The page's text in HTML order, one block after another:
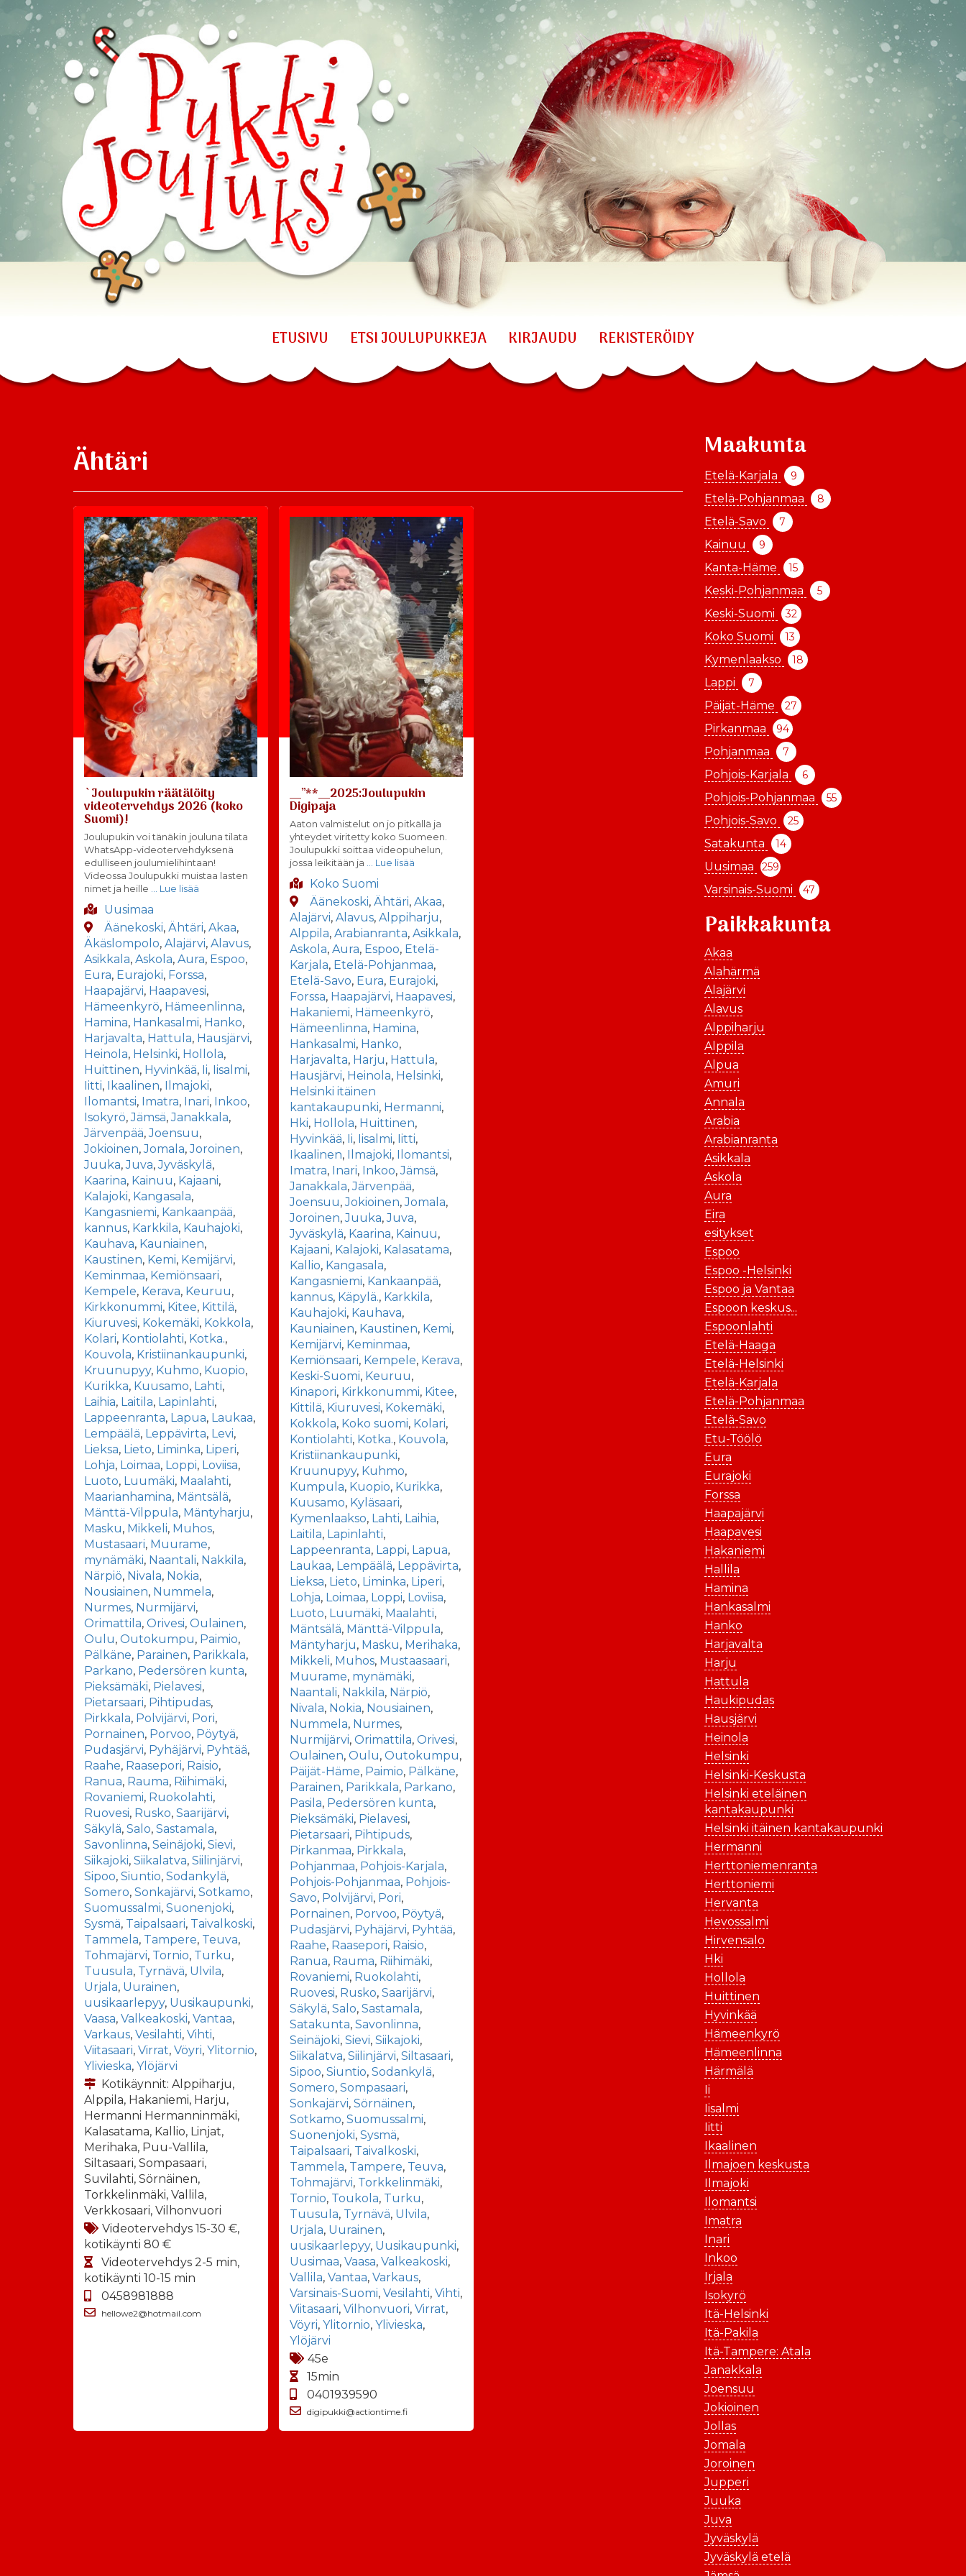
ETUSIVU ETSI JOULUPUKKEJA KIRJAUDU REKISTERÖIDY
Ähtäri
`Joulupukin räätälöity
videotervehdys 2026 (koko
Suomi)!
Joulupukin voi tänäkin jouluna tilata
WhatsApp-videotervehdyksenä
edulliseen joulumielihintaan!
Videossa Joulupukki muistaa lasten
nimet ja heille … Lue lisää
Uusimaa
Äänekoski, Ähtäri, Akaa,
Äkäslompolo, Alajärvi, Alavus,
Asikkala, Askola, Aura, Espoo,
Eura, Eurajoki, Forssa,
Haapajärvi, Haapavesi,
Hämeenkyrö, Hämeenlinna,
Hamina, Hankasalmi, Hanko,
Harjavalta, Hattula, Hausjärvi,
Heinola, Helsinki, Hollola,
Huittinen, Hyvinkää, Ii, Iisalmi,
Iitti, Ikaalinen, Ilmajoki,
Ilomantsi, Imatra, Inari, Inkoo,
Isokyrö,Jämsä,Janakkala,
Järvenpää,Joensuu,
Jokioinen,Jomala,Joroinen,
Juuka,Juva,Jyväskylä,
Kaarina, Kainuu, Kajaani,
Kalajoki, Kangasala,
Kangasniemi, Kankaanpää,
kannus, Karkkila, Kauhajoki,
Kauhava, Kauniainen,
Kaustinen, Kemi, Kemijärvi,
Keminmaa, Kemiönsaari,
Kempele, Kerava, Keuruu,
Kirkkonummi, Kitee, Kittilä,
Kiuruvesi, Kokemäki, Kokkola,
Kolari, Kontiolahti, Kotka.,
Kouvola, Kristiinankaupunki,
Kruunupyy, Kuhmo, Kuopio,
Kurikka, Kuusamo, Lahti,
Laihia, Laitila, Lapinlahti,
Lappeenranta, Lapua, Laukaa,
Lempäälä, Leppävirta, Levi,
Lieksa, Lieto, Liminka, Liperi,
Lohja, Loimaa, Loppi, Loviisa,
Luoto, Luumäki, Maalahti,
Maarianhamina, Mäntsälä,
Mänttä-Vilppula, Mäntyharju,
Masku, Mikkeli, Muhos,
Mustasaari, Muurame,
mynämäki, Naantali, Nakkila,
Närpiö, Nivala, Nokia,
Nousiainen, Nummela,
Nurmes, Nurmijärvi,
Orimattila, Orivesi, Oulainen,
Oulu, Outokumpu, Paimio,
Pälkäne, Parainen, Parikkala,
Parkano, Pedersören kunta,
Pieksämäki, Pielavesi,
Pietarsaari, Pihtipudas,
Pirkkala, Polvijärvi, Pori,
Pornainen, Porvoo, Pöytyä,
Pudasjärvi, Pyhäjärvi, Pyhtää,
Raahe, Raasepori, Raisio,
Ranua, Rauma, Riihimäki,
Rovaniemi, Ruokolahti,
Ruovesi, Rusko, Saarijärvi,
Säkylä, Salo, Sastamala,
Savonlinna, Seinäjoki, Sievi,
Siikajoki, Siikalatva, Siilinjärvi,
Sipoo, Siuntio, Sodankylä,
Somero, Sonkajärvi, Sotkamo,
Suomussalmi, Suonenjoki,
Sysmä, Taipalsaari, Taivalkoski,
Tammela, Tampere, Teuva,
Tohmajärvi, Tornio, Turku,
Tuusula, Tyrnävä, Ulvila,
Urjala, Uurainen,
uusikaarlepyy, Uusikaupunki,
Vaasa, Valkeakoski, Vantaa,
Varkaus, Vesilahti, Vihti,
Viitasaari, Virrat, Vöyri, Ylitornio,
Ylivieska, Ylöjärvi
Kotikäynnit: Alppiharju,
Alppila, Hakaniemi, Harju,
Hermanni Hermanninmäki,
Kalasatama, Kallio, Linjat,
Merihaka, Puu-Vallila,
Siltasaari, Sompasaari,
Suvilahti, Sörnäinen,
Torkkelinmäki, Vallila,
Verkkosaari, Vilhonvuori
Videotervehdys 15-30 €,
kotikäynti 80 €
Videotervehdys 2-5 min,
kotikäynti 10-15 min
0458981888
hellowe2@hotmail.com
__”**__2025:Joulupukin
Digipaja
Aaton valmistelut on jo pitkällä ja
yhteydet viritetty koko Suomeen.
Joulupukki soittaa videopuhelun,
jossa leikitään ja … Lue lisää
Koko Suomi
Äänekoski,Ähtäri,Akaa,
Alajärvi,Alavus,Alppiharju,
Alppila,Arabianranta,Asikkala,
Askola,Aura, Espoo, Etelä-
Karjala, Etelä-Pohjanmaa,
Etelä-Savo, Eura, Eurajoki,
Forssa, Haapajärvi, Haapavesi,
Hakaniemi, Hämeenkyrö,
Hämeenlinna, Hamina,
Hankasalmi, Hanko,
Harjavalta, Harju, Hattula,
Hausjärvi, Heinola, Helsinki,
Helsinki itäinen
kantakaupunki, Hermanni,
Hki, Hollola, Huittinen,
Hyvinkää, Ii, Iisalmi, Iitti,
Ikaalinen, Ilmajoki, Ilomantsi,
Imatra, Inari, Inkoo,Jämsä,
Janakkala,Järvenpää,
Joensuu,Jokioinen,Jomala,
Joroinen,Juuka,Juva,
Jyväskylä, Kaarina, Kainuu,
Kajaani, Kalajoki, Kalasatama,
Kallio, Kangasala,
Kangasniemi, Kankaanpää,
kannus, Käpylä., Karkkila,
Kauhajoki, Kauhava,
Kauniainen, Kaustinen, Kemi,
Kemijärvi, Keminmaa,
Kemiönsaari, Kempele, Kerava,
Keski-Suomi, Keuruu,
Kinapori, Kirkkonummi, Kitee,
Kittilä, Kiuruvesi, Kokemäki,
Kokkola, Koko suomi, Kolari,
Kontiolahti, Kotka., Kouvola,
Kristiinankaupunki,
Kruunupyy, Kuhmo,
Kumpula, Kuopio, Kurikka,
Kuusamo, Kyläsaari,
Kymenlaakso, Lahti, Laihia,
Laitila, Lapinlahti,
Lappeenranta, Lappi, Lapua,
Laukaa, Lempäälä, Leppävirta,
Lieksa, Lieto, Liminka, Liperi,
Lohja, Loimaa, Loppi, Loviisa,
Luoto, Luumäki, Maalahti,
Mäntsälä, Mänttä-Vilppula,
Mäntyharju, Masku, Merihaka,
Mikkeli, Muhos, Mustaasaari,
Muurame, mynämäki,
Naantali, Nakkila, Närpiö,
Nivala, Nokia, Nousiainen,
Nummela, Nurmes,
Nurmijärvi,Orimattila,Orivesi,
Oulainen,Oulu,Outokumpu,
Päijät-Häme, Paimio, Pälkäne,
Parainen, Parikkala, Parkano,
Pasila, Pedersören kunta,
Pieksämäki, Pielavesi,
Pietarsaari, Pihtipuds,
Pirkanmaa, Pirkkala,
Pohjanmaa, Pohjois-Karjala,
Pohjois-Pohjanmaa, Pohjois-
Savo, Polvijärvi, Pori,
Pornainen, Porvoo, Pöytyä,
Pudasjärvi, Pyhäjärvi, Pyhtää,
Raahe, Raasepori, Raisio,
Ranua, Rauma, Riihimäki,
Rovaniemi, Ruokolahti,
Ruovesi, Rusko,Saarijärvi,
Säkylä,Salo,Sastamala,
Satakunta,Savonlinna,
Seinäjoki,Sievi,Siikajoki,
Siikalatva,Siilinjärvi,Siltasaari,
Sipoo,Siuntio,Sodankylä,
Somero,Sompasaari,
Sonkajärvi,Sörnäinen,
Sotkamo,Suomussalmi,
Suonenjoki,Sysmä,
Taipalsaari, Taivalkoski,
Tammela, Tampere, Teuva,
Tohmajärvi, Torkkelinmäki,
Tornio, Toukola, Turku,
Tuusula, Tyrnävä, Ulvila,
Urjala, Uurainen,
uusikaarlepyy, Uusikaupunki,
Uusimaa,Vaasa,Valkeakoski,
Vallila,Vantaa,Varkaus,
Varsinais-Suomi,Vesilahti,Vihti,
Viitasaari,Vilhonvuori,Virrat,
Vöyri,Ylitornio,Ylivieska,
Ylöjärvi
45e
15min
0401939590
digipukki@actiontime.fi
Maakunta
Etelä-Karjala 9
Etelä-Pohjanmaa 8
Etelä-Savo 7
Kainuu 9
Kanta-Häme 15
Keski-Pohjanmaa 5
Keski-Suomi 32
Koko Suomi 13
Kymenlaakso 18
Lappi 7
Päijät-Häme 27
Pirkanmaa 94
Pohjanmaa 7
Pohjois-Karjala 6
Pohjois-Pohjanmaa 55
Pohjois-Savo 25
Satakunta 14
Uusimaa 259
Varsinais-Suomi 47
Paikkakunta
Akaa
Alahärmä
Alajärvi
Alavus
Alppiharju
Alppila
Alpua
Amuri
Annala
Arabia
Arabianranta
Asikkala
Askola
Aura
Eira
esitykset
Espoo
Espoo -Helsinki
Espoo ja Vantaa
Espoon keskus...
Espoonlahti
Etelä-Haaga
Etelä-Helsinki
Etelä-Karjala
Etelä-Pohjanmaa
Etelä-Savo
Etu-Töölö
Eura
Eurajoki
Forssa
Haapajärvi
Haapavesi
Hakaniemi
Hallila
Hamina
Hankasalmi
Hanko
Harjavalta
Harju
Hattula
Haukipudas
Hausjärvi
Heinola
Helsinki
Helsinki-Keskusta
Helsinki eteläinen
kantakaupunki
Helsinki itäinen kantakaupunki
Hermanni
Herttoniemenranta
Herttoniemi
Hervanta
Hevossalmi
Hirvensalo
Hki
Hollola
Huittinen
Hyvinkää
Hämeenkyrö
Hämeenlinna
Härmälä
Ii
Iisalmi
Iitti
Ikaalinen
Ilmajoen keskusta
Ilmajoki
Ilomantsi
Imatra
Inari
Inkoo
Irjala
Isokyrö
Itä-Helsinki
Itä-Pakila
Itä-Tampere: Atala
Janakkala
Joensuu
Jokioinen
Jollas
Jomala
Joroinen
Jupperi
Juuka
Juva
Jyväskylä
Jyväskylä etelä